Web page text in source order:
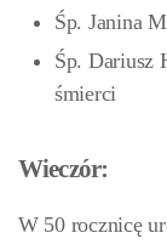
Śp. Janina
Śp. Dariusz
śmierci
Wieczór:
W 50 rocznicę